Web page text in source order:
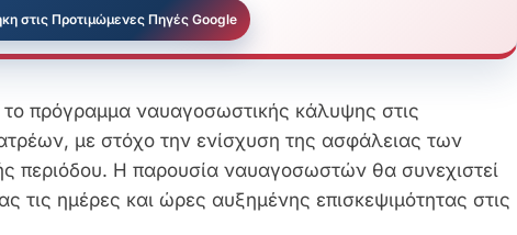
στις Προτιμώμενες Πηγές Google
το πρόγραμμα ναυαγοσωστικής κάλυψης στις
με στόχο την ενίσχυση της ασφάλειας των
περιόδου. Η παρουσία ναυαγοσωστών θα συνεχιστεί
τις ημέρες και ώρες αυξημένης επισκεψιμότητας στις